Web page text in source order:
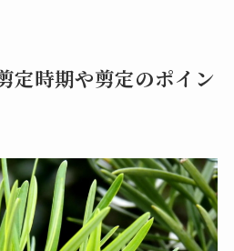
定時期や剪定のポイン